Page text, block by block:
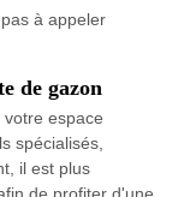
à appeler
de gazon
espace
spécialisés,
il est plus